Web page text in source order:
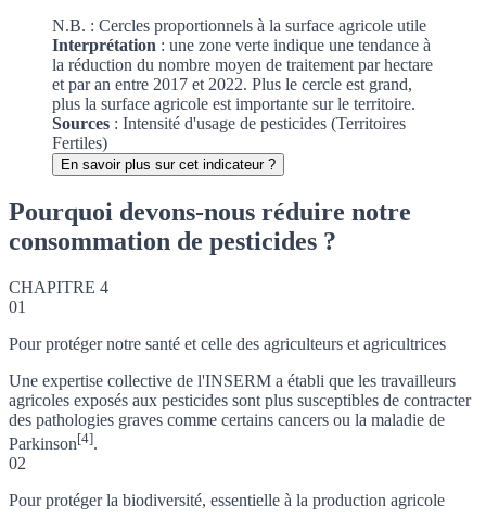
N.B. : Cercles proportionnels à la surface agricole utile
Interprétation : une zone verte indique une tendance à
la réduction du nombre moyen de traitement par hectare
et par an entre 2017 et 2022. Plus le cercle est grand,
plus la surface agricole est importante sur le territoire.
Sources : Intensité d'usage de pesticides (Territoires
Fertiles)
En savoir plus sur cet indicateur ?
Pourquoi devons-nous réduire notre
consommation de pesticides ?
CHAPITRE 4
01
Pour protéger notre santé et celle des agriculteurs et agricultrices
Une expertise collective de l'INSERM a établi que les travailleurs
agricoles exposés aux pesticides sont plus susceptibles de contracter
des pathologies graves comme certains cancers ou la maladie de
Parkinson[4].
02
Pour protéger la biodiversité, essentielle à la production agricole